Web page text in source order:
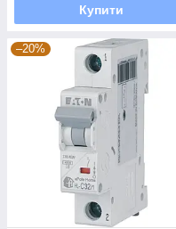
Купити
–20%